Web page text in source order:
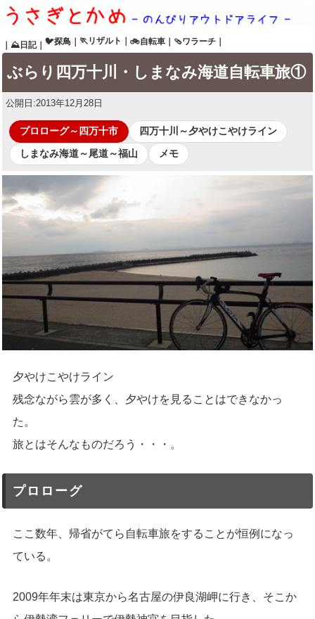
⛰日記｜ 🐦探鳥 🏃リザルト 🚲自転車 🩴ワラーチ
ぶらり四万十川・しまなみ海道自転車旅①
公開日:2013年12月28日
プロローグ～四万十市
四万十川～夕やけこやけライン
しまなみ海道～尾道～福山
メモ
夕やけこやけライン
残念ながら雲が多く、夕やけを見ることはできなかっ
た。
旅とはそんなものだろう・・・。
プロローグ
ここ数年、帰省がてら自転車旅をすることが恒例になっ
ている。
2009年年末は東京から名古屋の伊良湖岬に行き、そこか